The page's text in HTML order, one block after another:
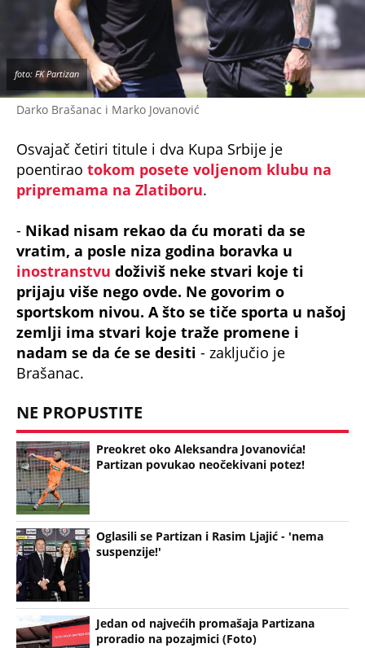
Darko Brašanac i Marko Jovanović
foto: FK Partizan
Osvajač četiri titule i dva Kupa Srbije je
poentirao tokom posete voljenom klubu na
pripremama na Zlatiboru.
- Nikad nisam rekao da ću morati da se
vratim, a posle niza godina boravka u
inostranstvu doživiš neke stvari koje ti
prijaju više nego ovde. Ne govorim o
sportskom nivou. A što se tiče sporta u našoj
zemlji ima stvari koje traže promene i
nadam se da će se desiti - zaključio je
Brašanac.
NE PROPUSTITE
Preokret oko Aleksandra Jovanovića!
Partizan povukao neočekivani potez!
Oglasili se Partizan i Rasim Ljajić - 'nema
suspenzije!'
Jedan od najvećih promašaja Partizana
proradio na pozajmici (Foto)